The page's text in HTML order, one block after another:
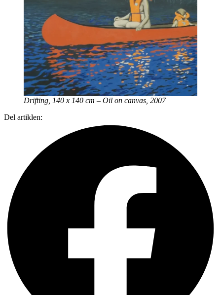
Drifting, 140 x 140 cm – Oil on canvas, 2007
Del artiklen: